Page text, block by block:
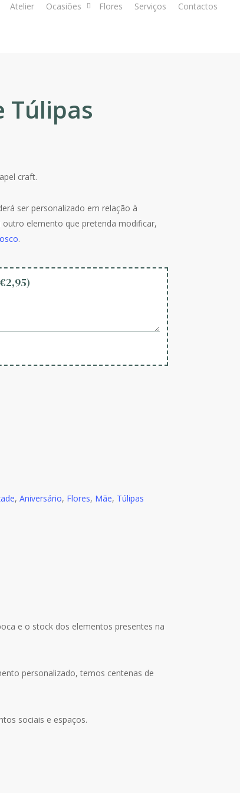
Atelier Ocasiões Flores Serviços Contactos
Túlipas
craft.
ser personalizado em relação à
elemento que pretenda modificar,
.
€2,95)
, Aniversário, Flores, Mãe, Túlipas
e o stock dos elementos presentes na
personalizado, temos centenas de
sociais e espaços.